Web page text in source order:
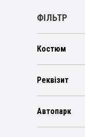
ФІЛЬТР
Костюм
Реквізит
Автопарк